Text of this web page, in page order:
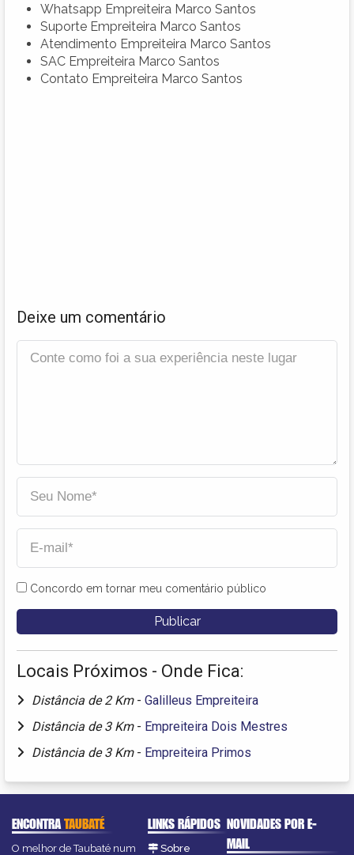
Whatsapp Empreiteira Marco Santos
Suporte Empreiteira Marco Santos
Atendimento Empreiteira Marco Santos
SAC Empreiteira Marco Santos
Contato Empreiteira Marco Santos
Deixe um comentário
Concordo em tornar meu comentário público
Locais Próximos - Onde Fica:
Distância de 2 Km - Galilleus Empreiteira
Distância de 3 Km - Empreiteira Dois Mestres
Distância de 3 Km - Empreiteira Primos
ENCONTRATAUBATÉ
O melhor de Taubaté num
LINKS RÁPIDOS
Sobre
NOVIDADES POR E-
MAIL